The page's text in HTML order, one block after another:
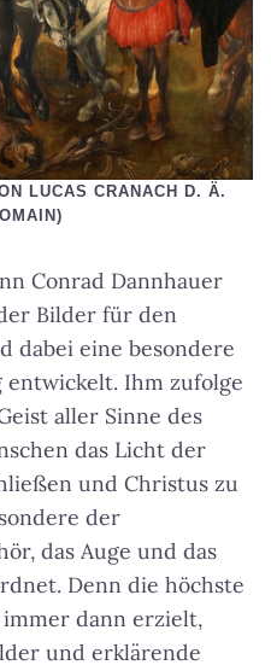
LUCAS CRANACH D. Ä.
Conrad Dannhauer
Bilder für den
dabei eine besondere
Ihm zufolge
aller Sinne des
das Licht der
und Christus zu
der
das Auge und das
Denn die höchste
dann erzielt,
und erklärende